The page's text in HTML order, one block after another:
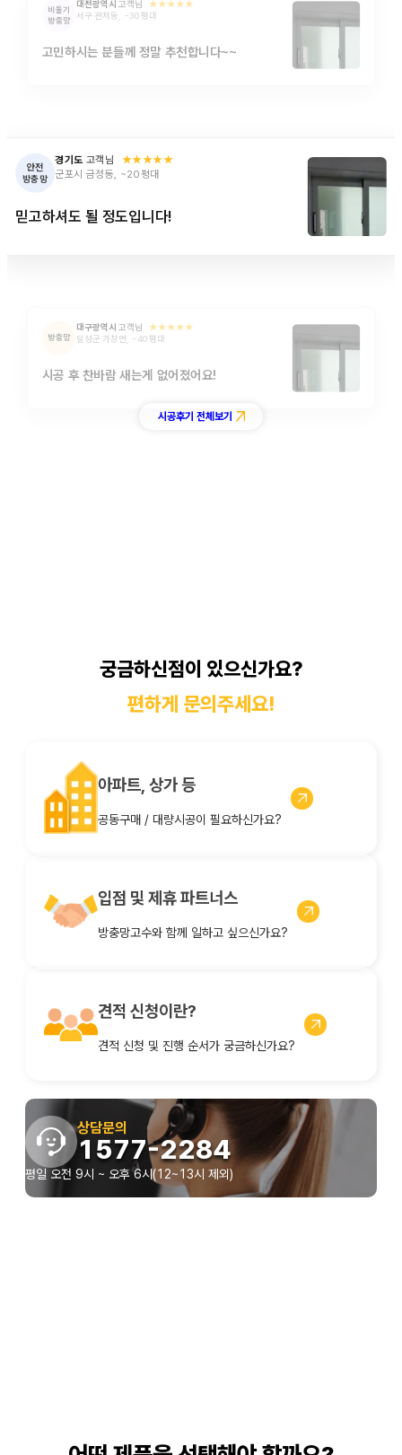
안전
방충망
경기도 고객님
★★★★★
군포시 금정동, ~20평대
믿고하셔도 될 정도입니다!
방충망
대구광역시 고객님
★★★★★
달성군 가창면, ~40평대
시공 후 찬바람 새는게 없어졌어요!
비둘기
방충망
대전광역시 고객님
★★★★★
서구 관저동, ~30평대
고민하시는 분들께 정말 추천합니다~~
시공후기 전체보기
궁금하신점이 있으신가요?
편하게 문의주세요!
아파트, 상가 등
공동구매 / 대량시공이 필요하신가요?
입점 및 제휴 파트너스
방충망고수와 함께 일하고 싶으신가요?
견적 신청이란?
견적 신청 및 진행 순서가 궁금하신가요?
상담문의
1577-2284
평일 오전 9시 ~ 오후 6시(12~13시 제외)